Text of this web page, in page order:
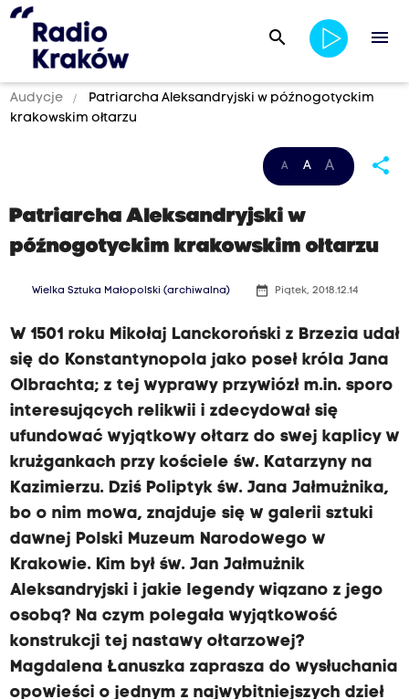
search menu
Audycje
Patriarcha Aleksandryjski w późnogotyckim
krakowskim ołtarzu
A A A share
Patriarcha Aleksandryjski w
późnogotyckim krakowskim ołtarzu
Wielka Sztuka Małopolski (archiwalna) date_range Piątek, 2018.12.14
W 1501 roku Mikołaj Lanckoroński z Brzezia udał
się do Konstantynopola jako poseł króla Jana
Olbrachta; z tej wyprawy przywiózł m.in. sporo
interesujących relikwii i zdecydował się
ufundować wyjątkowy ołtarz do swej kaplicy w
krużgankach przy kościele św. Katarzyny na
Kazimierzu. Dziś Poliptyk św. Jana Jałmużnika,
bo o nim mowa, znajduje się w galerii sztuki
dawnej Polski Muzeum Narodowego w
Krakowie. Kim był św. Jan Jałmużnik
Aleksandryjski i jakie legendy wiązano z jego
osobą? Na czym polegała wyjątkowość
konstrukcji tej nastawy ołtarzowej?
Magdalena Łanuszka zaprasza do wysłuchania
opowieści o jednym z najwybitniejszych dzieł